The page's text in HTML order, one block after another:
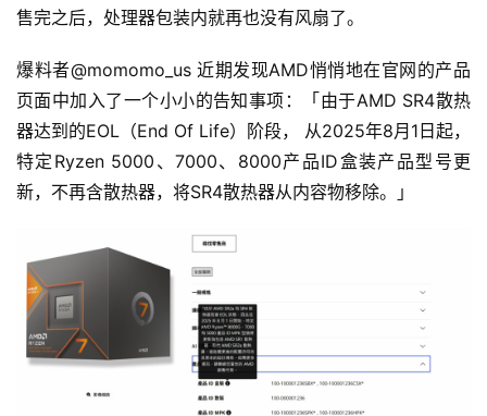
售完之后，处理器包装内就再也没有风扇了。
爆料者@momomo_us 近期发现AMD悄悄地在官网的产品
页面中加入了一个小小的告知事项：「由于AMD SR4散热
器达到的EOL（End Of Life）阶段， 从2025年8月1日起，
特定Ryzen 5000、7000、8000产品ID盒装产品型号更
新，不再含散热器，将SR4散热器从内容物移除。」